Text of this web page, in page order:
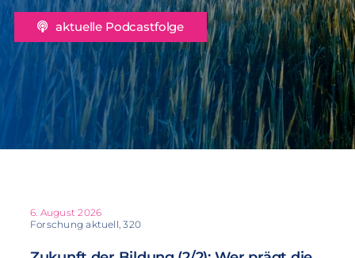
aktuelle Podcastfolge
6. August 2026
Forschung aktuell, 320